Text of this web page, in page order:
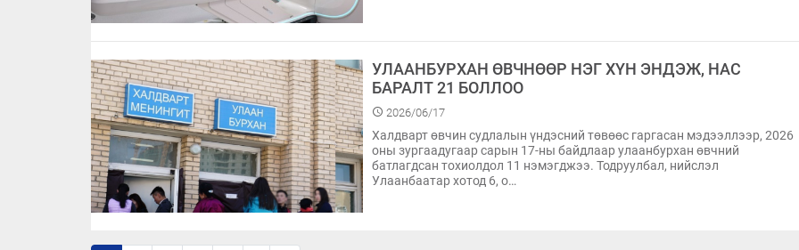
УЛААНБУРХАН ӨВЧНӨӨР НЭГ ХҮН ЭНДЭЖ, НАС
БАРАЛТ 21 БОЛЛОО
2026/06/17
Халдварт өвчин судлалын үндэсний төвөөс гаргасан мэдээллээр, 2026
оны зургаадугаар сарын 17-ны байдлаар улаанбурхан өвчний
батлагдсан тохиолдол 11 нэмэгджээ. Тодруулбал, нийслэл
Улаанбаатар хотод 6, о…